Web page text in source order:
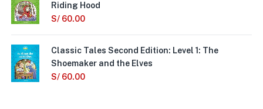
Riding Hood
S/ 60.00
Classic Tales Second Edition: Level 1: The
Shoemaker and the Elves
S/ 60.00